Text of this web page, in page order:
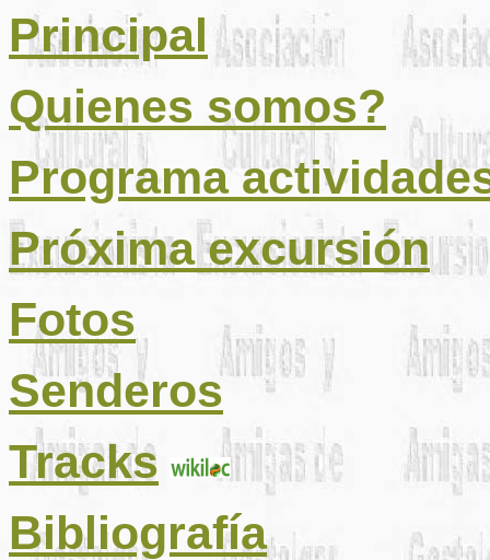
Principal
Quienes somos?
Programa
Próxima excursión
Fotos
Senderos
Tracks
Bibliografía